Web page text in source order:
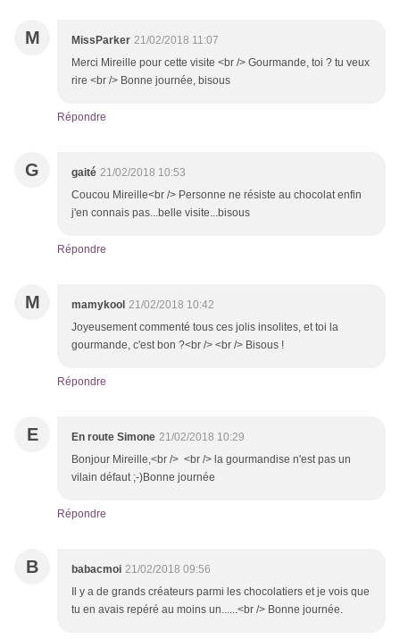
M MissParker 21/02/2018 11:07
Merci Mireille pour cette visite <br /> Gourmande, toi ? tu veux
rire <br /> Bonne journée, bisous
Répondre
G gaité 21/02/2018 10:53
Coucou Mireille<br /> Personne ne résiste au chocolat enfin
j'en connais pas...belle visite...bisous
Répondre
M mamykool 21/02/2018 10:42
Joyeusement commenté tous ces jolis insolites, et toi la
gourmande, c'est bon ?<br /> <br /> Bisous !
Répondre
E En route Simone 21/02/2018 10:29
Bonjour Mireille,<br /> <br /> la gourmandise n'est pas un
vilain défaut ;-)Bonne journée
Répondre
B babacmoi 21/02/2018 09:56
Il y a de grands créateurs parmi les chocolatiers et je vois que
tu en avais repéré au moins un......<br /> Bonne journée.